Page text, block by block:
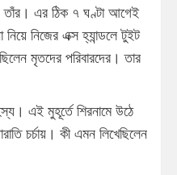
তাঁর। এর ঠিক ৭ ঘণ্টা আগেই
নিয়ে নিজের এক্স হ্যান্ডলে টুইট
মৃতদের পরিবারদের। তার
এই মুহূর্তে শিরনামে উঠে
চর্চায়। কী এমন লিখেছিলেন